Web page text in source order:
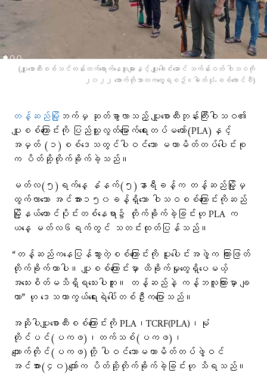
(ပျူ​စောထီးစစ်သင်တန်းတက်​ရောက်​နေသူများနှင့် ပျူ​ခေါင်း​ဆောင် သက်န်းဝတ် ဝါသဝကို
၂၀၂၂ ​အောက်တိုဘာလက​တွေ့ရစဥ်။ဓါတ်ပုံ-စစ်​ကောင်စီ)
တန့်ဆည်မြို့‌ ဘက်မှ ဆုတ်ခွာလာသည့် ပျူစောထီးဘုန်းကြီးဝါသဝ၏
ပျူစစ်ကြောင်းကို ပြည်သူ့လွတ်မြောက်ရေးတပ်မတော်(PLA)နှင့်
အမှတ် (၁)စစ်ဒေသတွင်ပါဝင်သော မဟာမိတ်တပ်ပေါင်းစု
က ပိတ်ဆို့တိုက်ခိုက်ခဲ့သည်။
မတ်လ(၅)ရက်နေ့ နံနက်(၅)နာရီခန့်က တန့်ဆည်မြို့မှ
ထွက်လာသော အင်အား၁၅၀ခန့်ရှိသော ဝါသဝစစ်ကြောင်းကိုဆည်
မြို့နယ်တောင်ပိုင်းတစ်နေရာ၌ တိုက်ခိုက်ခဲ့ခြင်းဟု PLA က
ယ‌နေ့ မတ်လ၆ရက်တွင် သတင်းထုတ်ပြန်သည်။
“တန့်ဆည်ကနေပြန်သွားတဲ့စစ်ကြောင်းကို ပူးပေါင်းအဖွဲ့က ကြားဖြတ်
တိုက်ခိုက်တာပါ။ ပျူစစ်ကြောင်းမှာ ထိခိုက်မှုတွေရှိပေမယ့်
အသေးစိတ်မသိရှိရသေးပါဘူး။ တန့်ဆည်နဲ့ ကန့်ဘလူကြားမှာ ချ
တာ” ဟု ဒေသကာကွယ်ရေးရဲပေါ်တစ်ဦးကပြောသည်။
အဆိုပါပျူစောထီးစစ်ကြောင်းကို PLA၊TCRF(PLA)၊မုံ
တိုင်ပင်(ပကဖ)၊တက်သစ်(ပကဖ)၊
ကျောက်တိုင်(ပကဖ)တို့ ပါဝင်သောမဟာမိတ်တပ်ဖွဲ့ဝင်
အင်အား(၄၀)ကျော်က ပိတ်ဆို့တိုက်ခိုက်ခဲ့ခြင်းဟု သိရသည်။